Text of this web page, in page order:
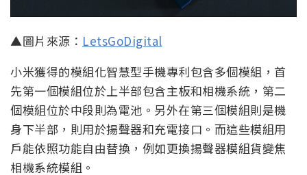
▲圖片來源： LetsGoDigital
小米獲得的模組化智慧型手機專利包含多個模組，首
先第一個模組位於上半部包含主板和相機系統，第二
個模組位於中段則為電池。另外在第三個模組則是機
身下半部，則用於揚聲器和充電接口。而這些模組用
戶能依照功能自由替換，例如更換揚聲器模組貨變焦
相機系統模組。